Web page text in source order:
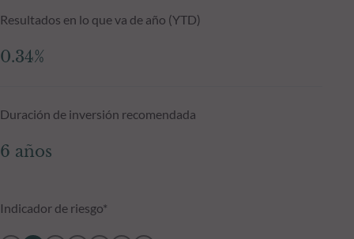
Resultados en lo que va de año (YTD)
0.34%
Duración de inversión recomendada
6 años
Indicador de riesgo*